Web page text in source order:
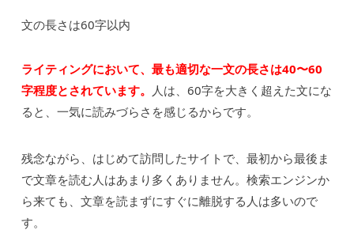
文の長さは60字以内
ライティングにおいて、最も適切な一文の長さは40〜60
字程度とされています。
人は、60字を大きく超えた文にな
ると、一気に読みづらさを感じるからです。
残念ながら、はじめて訪問したサイトで、最初から最後ま
で文章を読む人はあまり多くありません。検索エンジンか
ら来ても、文章を読まずにすぐに離脱する人は多いので
す。